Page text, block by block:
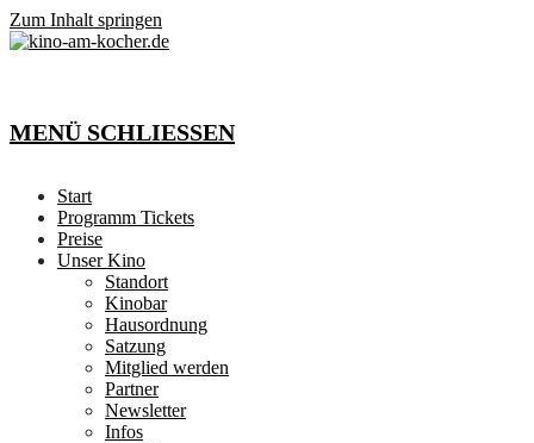
Zum Inhalt springen
MENÜ SCHLIESSEN
Start
Programm Tickets
Preise
Unser Kino
Standort
Kinobar
Hausordnung
Satzung
Mitglied werden
Partner
Newsletter
Infos